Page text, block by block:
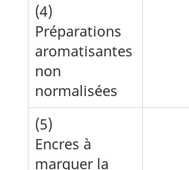
(4)
Préparations
aromatisantes
non
normalisées
(5)
Encres à
marquer la